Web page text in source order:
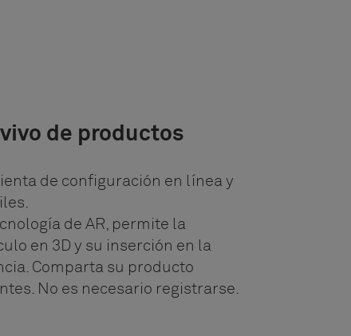
de productos
de configuración en línea y
de AR, permite la
en 3D y su inserción en la
Comparta su producto
No es necesario registrarse.